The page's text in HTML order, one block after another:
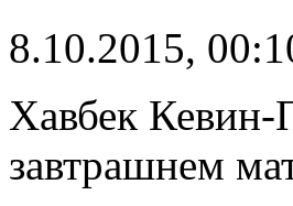
8.10.2015,
Хавбек Кевин-
завтрашнем